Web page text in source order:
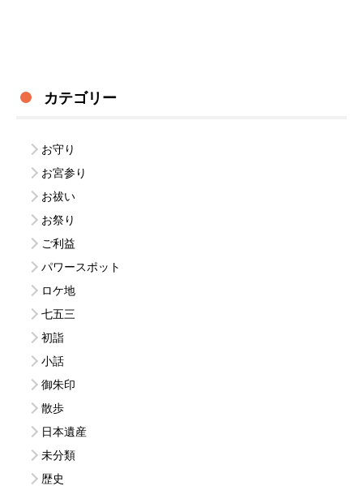
カテゴリー
お守り
お宮参り
お祓い
お祭り
ご利益
パワースポット
ロケ地
七五三
初詣
小話
御朱印
散歩
日本遺産
未分類
歴史